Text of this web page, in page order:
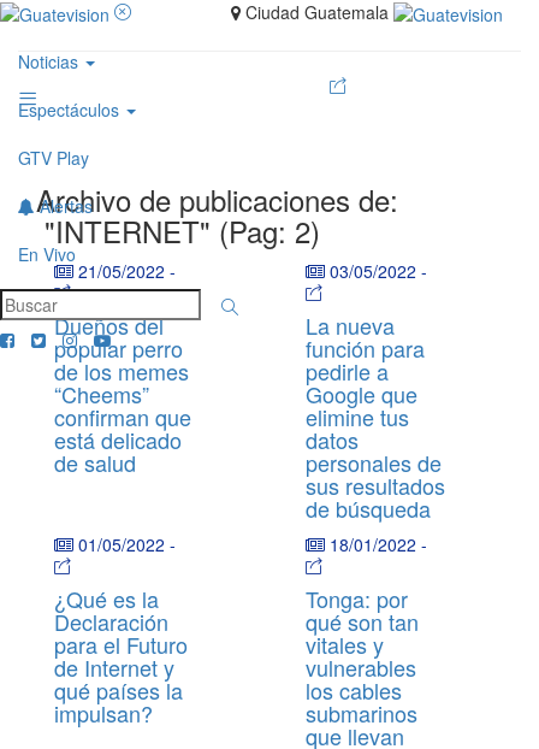
Noticias
Espectáculos
GTV Play
Alertas
En Vivo
Ciudad Guatemala
Archivo de publicaciones de:
"INTERNET" (Pag: 2)
21/05/2022 -
Dueños del
popular perro
de los memes
“Cheems”
confirman que
está delicado
de salud
03/05/2022 -
La nueva
función para
pedirle a
Google que
elimine tus
datos
personales de
sus resultados
de búsqueda
01/05/2022 -
¿Qué es la
Declaración
para el Futuro
de Internet y
qué países la
impulsan?
18/01/2022 -
Tonga: por
qué son tan
vitales y
vulnerables
los cables
submarinos
que llevan